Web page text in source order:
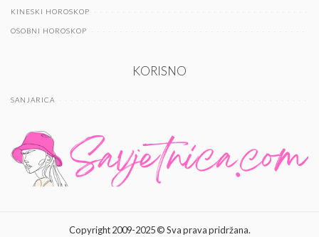
KINESKI HOROSKOP
OSOBNI HOROSKOP
KORISNO
SANJARICA
Copyright 2009-2025 © Sva prava pridržana.